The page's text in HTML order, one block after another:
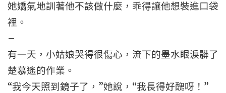
她嬌氣地訓著他不該做什麼，乖得讓他想裝進口袋
裡。
–
有一天，小姑娘哭得很傷心，流下的墨水眼淚髒了
楚慕遙的作業。
“我今天照到鏡子了，”她說，“我長得好醜呀！”